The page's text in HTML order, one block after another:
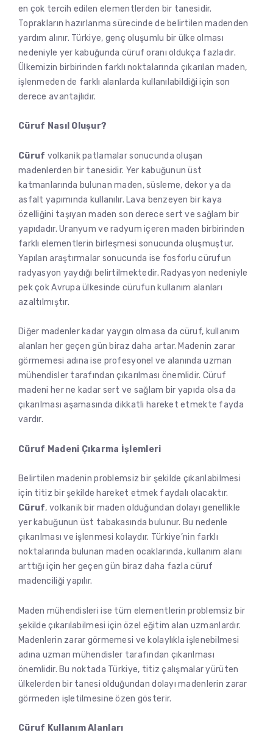
en çok tercih edilen elementlerden bir tanesidir.
Toprakların hazırlanma sürecinde de belirtilen madenden
yardım alınır. Türkiye, genç oluşumlu bir ülke olması
nedeniyle yer kabuğunda cüruf oranı oldukça fazladır.
Ülkemizin birbirinden farklı noktalarında çıkarılan maden,
işlenmeden de farklı alanlarda kullanılabildiği için son
derece avantajlıdır.
Cüruf Nasıl Oluşur?
Cüruf volkanik patlamalar sonucunda oluşan
madenlerden bir tanesidir. Yer kabuğunun üst
katmanlarında bulunan maden, süsleme, dekor ya da
asfalt yapımında kullanılır. Lava benzeyen bir kaya
özelliğini taşıyan maden son derece sert ve sağlam bir
yapıdadır. Uranyum ve radyum içeren maden birbirinden
farklı elementlerin birleşmesi sonucunda oluşmuştur.
Yapılan araştırmalar sonucunda ise fosforlu cürufun
radyasyon yaydığı belirtilmektedir. Radyasyon nedeniyle
pek çok Avrupa ülkesinde cürufun kullanım alanları
azaltılmıştır.
Diğer madenler kadar yaygın olmasa da cüruf, kullanım
alanları her geçen gün biraz daha artar. Madenin zarar
görmemesi adına ise profesyonel ve alanında uzman
mühendisler tarafından çıkarılması önemlidir. Cüruf
madeni her ne kadar sert ve sağlam bir yapıda olsa da
çıkarılması aşamasında dikkatli hareket etmekte fayda
vardır.
Cüruf Madeni Çıkarma İşlemleri
Belirtilen madenin problemsiz bir şekilde çıkarılabilmesi
için titiz bir şekilde hareket etmek faydalı olacaktır.
Cüruf, volkanik bir maden olduğundan dolayı genellikle
yer kabuğunun üst tabakasında bulunur. Bu nedenle
çıkarılması ve işlenmesi kolaydır. Türkiye’nin farklı
noktalarında bulunan maden ocaklarında, kullanım alanı
arttığı için her geçen gün biraz daha fazla cüruf
madenciliği yapılır.
Maden mühendisleri ise tüm elementlerin problemsiz bir
şekilde çıkarılabilmesi için özel eğitim alan uzmanlardır.
Madenlerin zarar görmemesi ve kolaylıkla işlenebilmesi
adına uzman mühendisler tarafından çıkarılması
önemlidir. Bu noktada Türkiye, titiz çalışmalar yürüten
ülkelerden bir tanesi olduğundan dolayı madenlerin zarar
görmeden işletilmesine özen gösterir.
Cüruf Kullanım Alanları